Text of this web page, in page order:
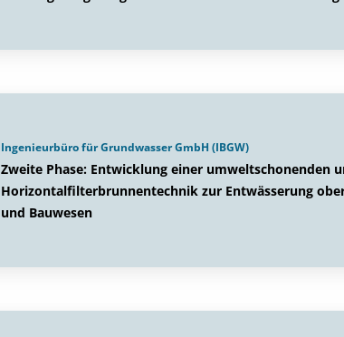
Ingenieurbüro für Grundwasser GmbH (IBGW)
Zweite Phase: Entwicklung einer umweltschonenden
Horizontalfilterbrunnentechnik zur Entwässerung
und Bauwesen